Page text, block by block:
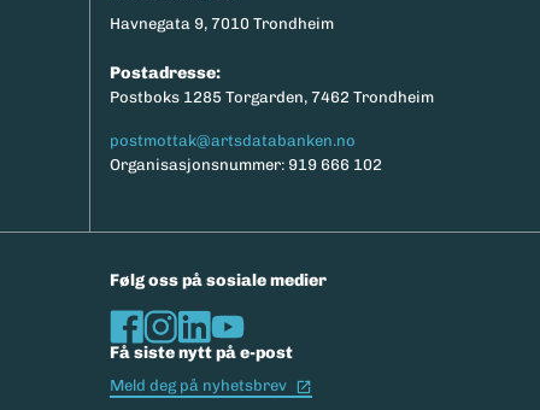
Havnegata 9, 7010 Trondheim
Postadresse:
Postboks 1285 Torgarden, 7462 Trondheim
postmottak@artsdatabanken.no
Organisasjonsnummer: 919 666 102
Følg oss på sosiale medier
Få siste nytt på e-post
Meld deg på nyhetsbrev